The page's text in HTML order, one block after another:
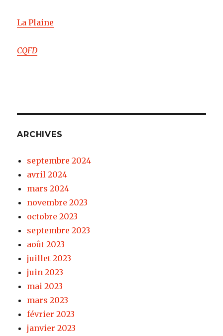
La Plaine
CQFD
ARCHIVES
septembre 2024
avril 2024
mars 2024
novembre 2023
octobre 2023
septembre 2023
août 2023
juillet 2023
juin 2023
mai 2023
mars 2023
février 2023
janvier 2023